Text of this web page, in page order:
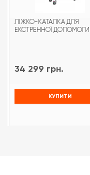
ЛІЖКО-КАТАЛКА ДЛЯ
ЕКСТРЕННОЇ ДОПОМОГИ
34 299 грн.
КУПИТИ